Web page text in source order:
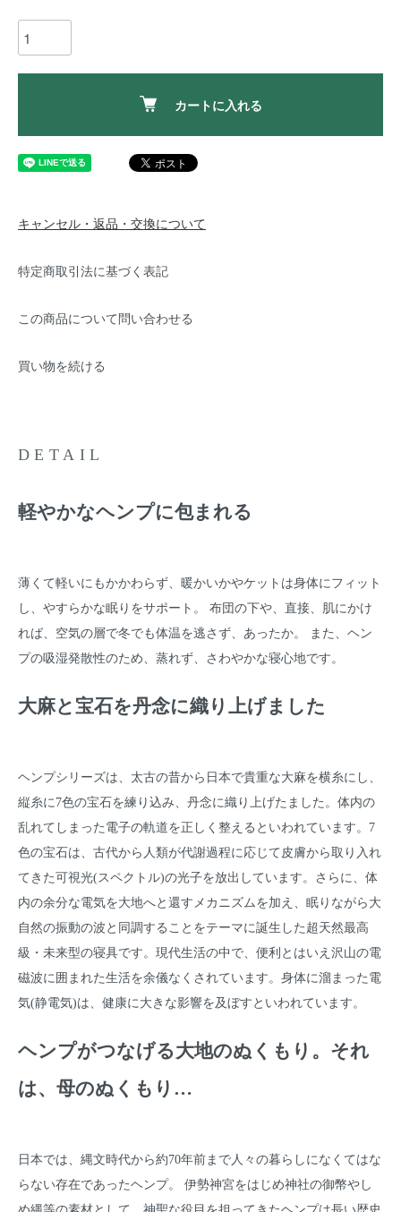
カートに入れる
キャンセル・返品・交換について
特定商取引法に基づく表記
この商品について問い合わせる
買い物を続ける
DETAIL
軽やかなヘンプに包まれる
薄くて軽いにもかかわらず、暖かいかやケットは身体にフィット
し、やすらかな眠りをサポート。 布団の下や、直接、肌にかけ
れば、空気の層で冬でも体温を逃さず、あったか。 また、ヘン
プの吸湿発散性のため、蒸れず、さわやかな寝心地です。
大麻と宝石を丹念に織り上げました
ヘンプシリーズは、太古の昔から日本で貴重な大麻を横糸にし、
縦糸に7色の宝石を練り込み、丹念に織り上げたました。体内の
乱れてしまった電子の軌道を正しく整えるといわれています。7
色の宝石は、古代から人類が代謝過程に応じて皮膚から取り入れ
てきた可視光(スペクトル)の光子を放出しています。さらに、体
内の余分な電気を大地へと還すメカニズムを加え、眠りながら大
自然の振動の波と同調することをテーマに誕生した超天然最高
級・未来型の寝具です。現代生活の中で、便利とはいえ沢山の電
磁波に囲まれた生活を余儀なくされています。身体に溜まった電
気(静電気)は、健康に大きな影響を及ぼすといわれています。
ヘンプがつなげる大地のぬくもり。それ
は、母のぬくもり…
日本では、縄文時代から約70年前まで人々の暮らしになくてはな
らない存在であったヘンプ。 伊勢神宮をはじめ神社の御幣やし